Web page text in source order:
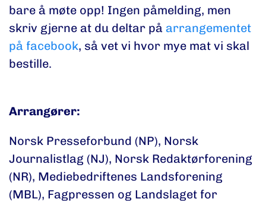
bare å møte opp! Ingen påmelding, men
skriv gjerne at du deltar på arrangementet
på facebook, så vet vi hvor mye mat vi skal
bestille.
Arrangører:
Norsk Presseforbund (NP), Norsk
Journalistlag (NJ), Norsk Redaktørforening
(NR), Mediebedriftenes Landsforening
(MBL), Fagpressen og Landslaget for